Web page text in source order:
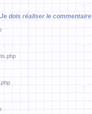
dois réaliser le commentaire